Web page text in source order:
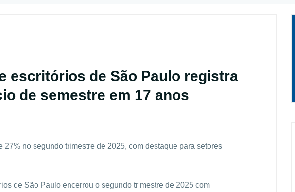
escritórios de São Paulo registra
de semestre em 17 anos
27% no segundo trimestre de 2025, com destaque para setores
de São Paulo encerrou o segundo trimestre de 2025 com